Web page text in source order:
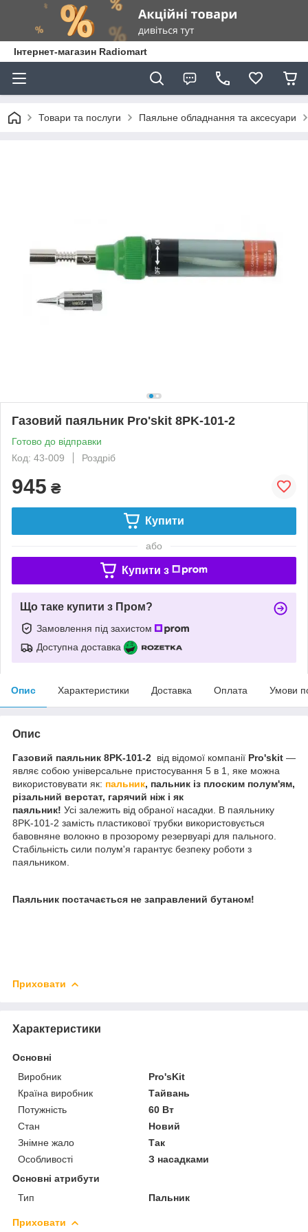
Інтернет-магазин Radiomart
Товари та послуги Паяльне обладнання та аксесуари
Газовий паяльник Pro'skit 8PK-101-2
Готово до відправки
Код: 43-009
Роздріб
945 ₴
Купити
або
Купити з
Що таке купити з Пром?
Замовлення під захистом
Доступна доставка
Опис Характеристики Доставка Оплата Умови
Опис
Газовий паяльник 8PK-101-2 від відомої компанії Pro'skit —
являє собою універсальне пристосування 5 в 1, яке можна
використовувати як: пальник, пальник із плоским полум'ям,
різальний верстат, гарячий ніж і як
паяльник! Усі залежить від обраної насадки. В паяльнику
8PK-101-2 замість пластикової трубки використовується
бавовняне волокно в прозорому резервуарі для пального.
Стабільність сили полум'я гарантує безпеку роботи з
паяльником.
Паяльник постачається не заправлений бутаном!
Приховати
Характеристики
Основні
Виробник
Pro'sKit
Країна виробник
Тайвань
Потужність
60 Вт
Стан
Новий
Знімне жало
Так
Особливості
З насадками
Основні атрибути
Тип
Пальник
Приховати